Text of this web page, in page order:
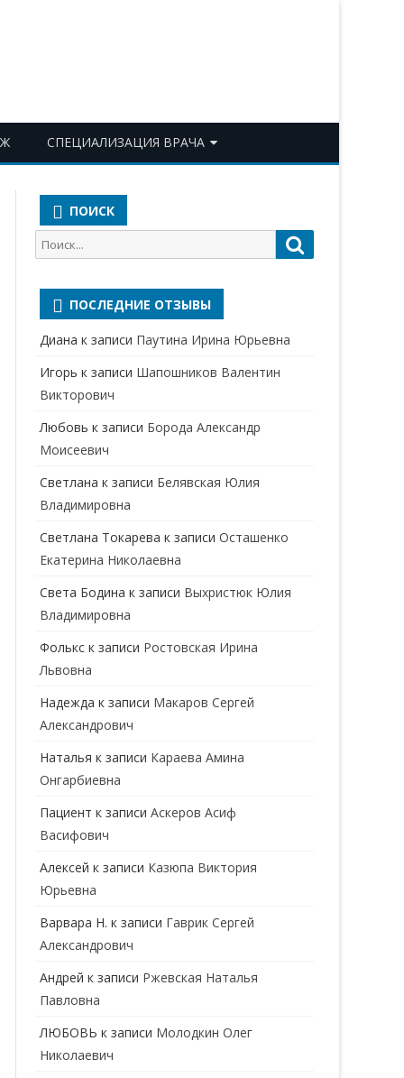
СПЕЦИАЛИЗАЦИЯ ВРАЧА
АЛЛЕРГОЛОГ-ИММУНОЛОГ
АНЕСТЕЗИОЛОГ-
БАКТЕРИОЛОГ
ВЕРТЕБРОЛОГ
ГАСТРОЭНТЕРОЛОГ
ГИНЕКОЛОГ
ГОМЕОПАТ
ДЕРМАТОЛОГ
ДЕТСКИЕ ВРАЧИ ДЕТСКИЙ КАРДИОЛОГ
ДЕТСКИЙ ХИРУРГ
ПЕРИНАТАЛЬНЫЙ ПСИХОЛОГ
КАРДИОЛОГ
КОСМЕТОЛОГ
МАССАЖИСТ
НАРКОЛОГ
НЕВРОПАТОЛОГ
НЕФРОЛОГ
ОТОЛАРИНГОЛОГ
ОФТАЛЬМОЛОГ
ПОИСК
Поиск
для:
ПОСЛЕДНИЕ ОТЗЫВЫ
Диана к записи Паутина Ирина Юрьевна
Игорь к записи Шапошников Валентин
Викторович
Любовь к записи Борода Александр
Моисеевич
Светлана к записи Белявская Юлия
Владимировна
Cветлана Токарева к записиОсташенко
Екатерина Николаевна
Света Бодина к записи Выхристюк Юлия
Владимировна
Фолькс к записи Ростовская Ирина
Львовна
Надежда к записи Макаров Сергей
Александрович
Наталья к записи Караева Амина
Онгарбиевна
Пациент к записиАскеров Асиф
Васифович
Алексей к записи Казюпа Виктория
Юрьевна
Варвара Н. к записи Гаврик Сергей
Александрович
Андрей к записи Ржевская Наталья
Павловна
ЛЮБОВЬ к записи Молодкин Олег
Николаевич